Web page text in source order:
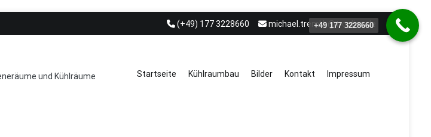
(+49) 177 3228660 michael.treml.b@t-online.de
und Kühlräume Startseite Kühlraumbau Bilder Kontakt Impressum
+49 177 3228660